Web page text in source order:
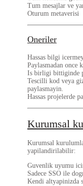
Tum mesajlar ve
Oturum metaverisi
Oneriler
Hassas bilgi
Paylasmadan once
Is birligi bittiginde
Tescilli kod veya
paylasmayin.
Hassas projelerde
Kurumsal
Kurumsal
yapilandirilabilir:
Guvenlik uyumu
Sadece SSO ile
Kendi altyapinizda